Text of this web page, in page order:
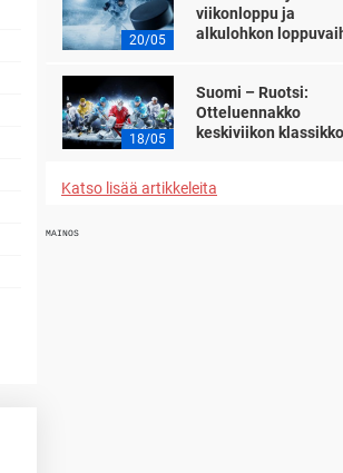
20/05
viikonloppu ja
alkulohkon
18/05
Suomi – Ruotsi:
Otteluennakko
keskiviikon
Katso lisää artikkeleita
MAINOS